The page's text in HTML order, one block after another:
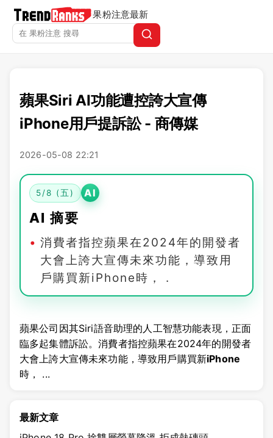
果粉注意最新
蘋果Siri AI功能遭控誇大宣傳
iPhone用戶提訴訟 - 商傳媒
2026-05-08 22:21
5/8 (五) AI
AI 摘要
消費者指控蘋果在2024年的開發者
大會上誇大宣傳未來功能，導致用
戶購買新iPhone時， .
蘋果公司因其Siri語音助理的人工智慧功能表現，正面
臨多起集體訴訟。消費者指控蘋果在2024年的開發者
大會上誇大宣傳未來功能，導致用戶購買新iPhone
時， ...
最新文章